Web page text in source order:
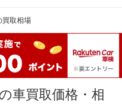
買取相場
車買取価格・相